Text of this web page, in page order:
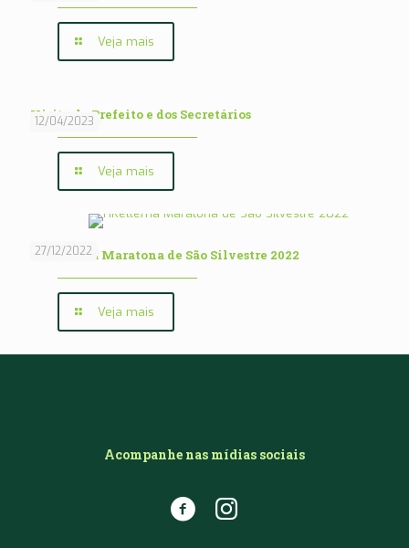
Veja mais
12/04/2023
Visita do Prefeito e dos Secretários
Veja mais
27/12/2022
HKellerna Maratona de São Silvestre 2022
Veja mais
Acompanhe nas mídias sociais